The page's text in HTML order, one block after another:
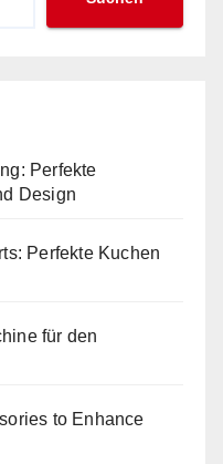
Perfekte
Design
Perfekte Kuchen
für den
to Enhance